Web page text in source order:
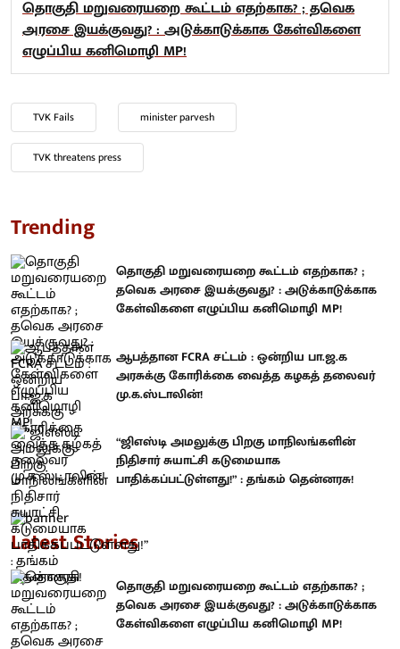
தொகுதி மறுவரையறை கூட்டம் எதற்காக? ; தவெக
அரசை இயக்குவது? : அடுக்காடுக்காக கேள்விகளை
எழுப்பிய கனிமொழி MP!
TVK Fails minister parvesh
TVK threatens press
Trending
தொகுதி மறுவரையறை கூட்டம் எதற்காக? ;
தவெக அரசை இயக்குவது? : அடுக்காடுக்காக
கேள்விகளை எழுப்பிய கனிமொழி MP!
ஆபத்தான FCRA சட்டம் : ஒன்றிய பா.ஜ.க
அரசுக்கு கோரிக்கை வைத்த கழகத் தலைவர்
மு.க.ஸ்டாலின்!
“ஜிஎஸ்டி அமலுக்கு பிறகு மாநிலங்களின்
நிதிசார் சுயாட்சி கடுமையாக
பாதிக்கப்பட்டுள்ளது!” : தங்கம் தென்னரசு!
Latest Stories
தொகுதி மறுவரையறை கூட்டம் எதற்காக? ;
தவெக அரசை இயக்குவது? : அடுக்காடுக்காக
கேள்விகளை எழுப்பிய கனிமொழி MP!